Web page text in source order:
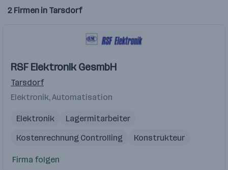
2 Firmen in Tarsdorf
RSF Elektronik GesmbH
Tarsdorf
Elektronik, Automatisation
Elektronik
Lagermitarbeiter
Kostenrechnung Controlling
Konstrukteur
Entwicklungstechniker
Firma folgen